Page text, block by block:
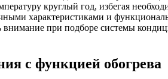
круглый год, избегая
характеристиками и
при подборе системы
с функцией обогрева